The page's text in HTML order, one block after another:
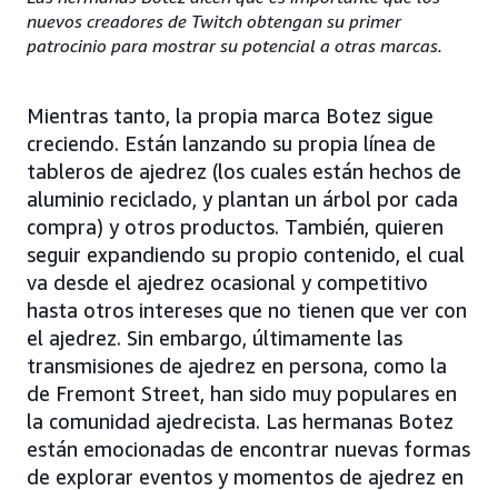
nuevos creadores de Twitch obtengan su primer
patrocinio para mostrar su potencial a otras marcas.
Mientras tanto, la propia marca Botez sigue
creciendo. Están lanzando su propia línea de
tableros de ajedrez (los cuales están hechos de
aluminio reciclado, y plantan un árbol por cada
compra) y otros productos. También, quieren
seguir expandiendo su propio contenido, el cual
va desde el ajedrez ocasional y competitivo
hasta otros intereses que no tienen que ver con
el ajedrez. Sin embargo, últimamente las
transmisiones de ajedrez en persona, como la
de Fremont Street, han sido muy populares en
la comunidad ajedrecista. Las hermanas Botez
están emocionadas de encontrar nuevas formas
de explorar eventos y momentos de ajedrez en